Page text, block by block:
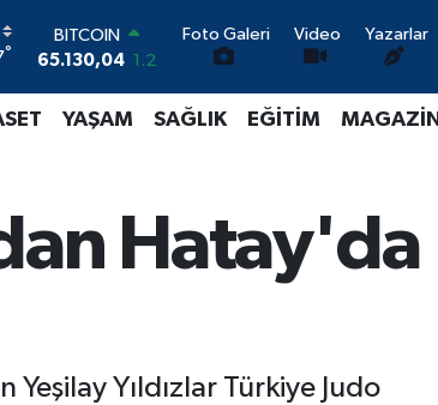
°
BITCOIN
65.130,04 1.2
47,7106 0.17
EURO
GRAM ALTIN
6648.99
Foto Galeri Video Yazarlar
YAŞAM SAĞLIK EĞİTİM MAGAZİN
Hatay'da
Yıldızlar Türkiye Judo